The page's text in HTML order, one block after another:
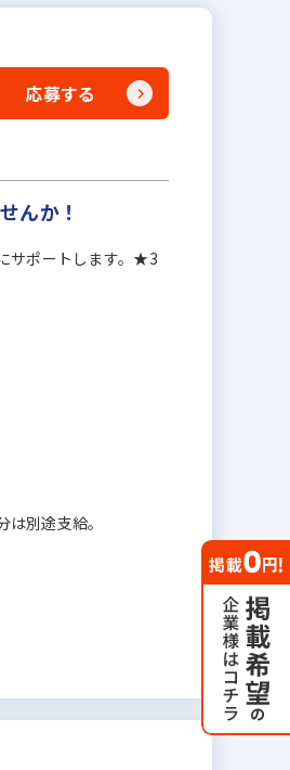
応募する
んか！
サポートします。★3
別途支給。